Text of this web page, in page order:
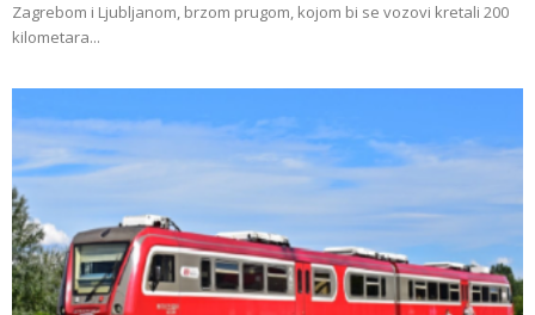
Zagrebom i Ljubljanom, brzom prugom, kojom bi se vozovi kretali 200
kilometara...